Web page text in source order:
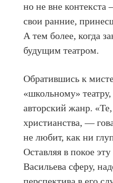
но не вне контекста
свои ранние,
А тем более, когда
будущим театром.
Обратившись к
«школьному»
авторский жанр.
христианства, —
не любит, как ни
Оставляя в покое
Васильева сферу,